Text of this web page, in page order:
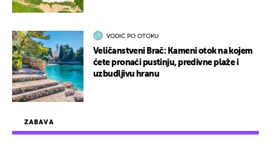
ZABAVA
VODIČ PO OTOKU
Veličanstveni Brač: Kameni otok na kojem
ćete pronaći pustinju, predivne plaže i
uzbudljivu hranu